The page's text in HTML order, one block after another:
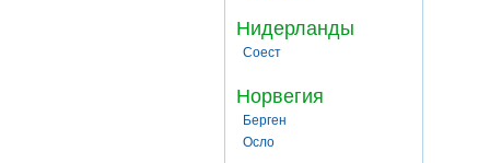
Нидерланды
Соест
Норвегия
Берген
Осло